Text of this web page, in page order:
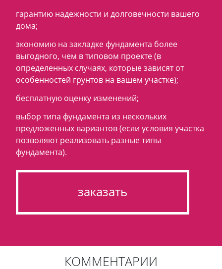
гарантию надежности и долговечности вашего
дома;
экономию на закладке фундамента более
выгодного, чем в типовом проекте (в
определенных случаях, которые зависят от
особенностей грунтов на вашем участке);
бесплатную оценку изменений;
выбор типа фундамента из нескольких
предложенных вариантов (если условия участка
позволяют реализовать разные типы
фундамента).
заказать
КОММЕНТАРИИ